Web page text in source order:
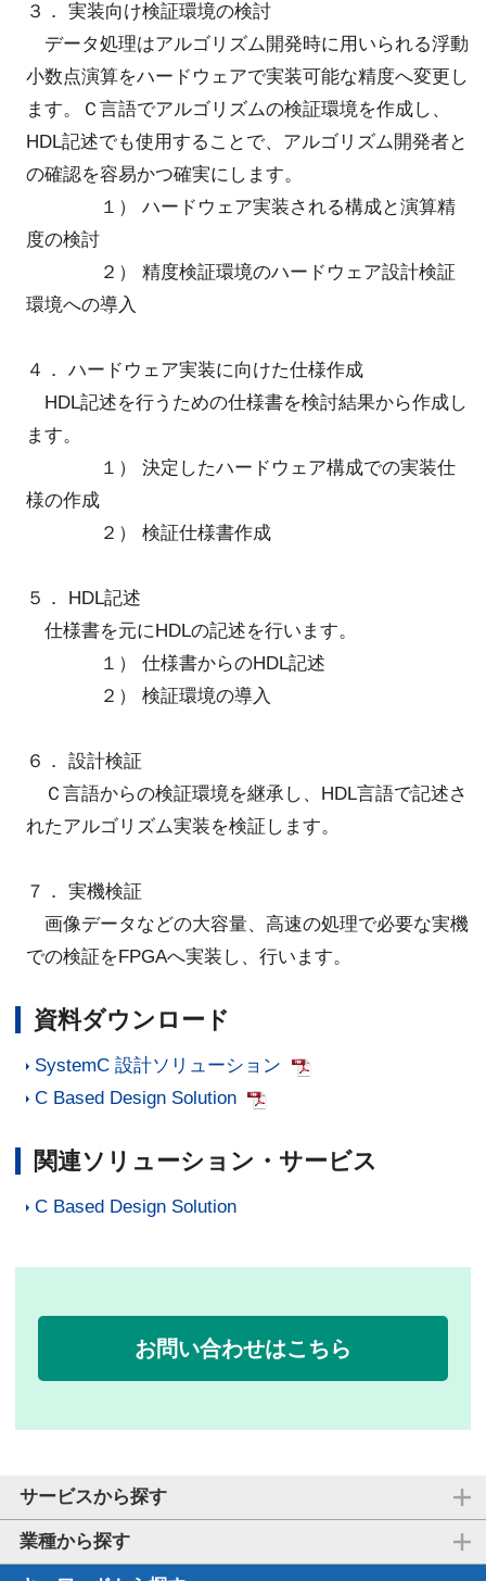
３． 実装向け検証環境の検討
データ処理はアルゴリズム開発時に用いられる浮動
小数点演算をハードウェアで実装可能な精度へ変更し
ます。Ｃ言語でアルゴリズムの検証環境を作成し、
HDL記述でも使用することで、アルゴリズム開発者と
の確認を容易かつ確実にします。
１） ハードウェア実装される構成と演算精
度の検討
２） 精度検証環境のハードウェア設計検証
環境への導入
４． ハードウェア実装に向けた仕様作成
HDL記述を行うための仕様書を検討結果から作成し
ます。
１） 決定したハードウェア構成での実装仕
様の作成
２） 検証仕様書作成
５． HDL記述
仕様書を元にHDLの記述を行います。
１） 仕様書からのHDL記述
２） 検証環境の導入
６． 設計検証
Ｃ言語からの検証環境を継承し、HDL言語で記述さ
れたアルゴリズム実装を検証します。
７． 実機検証
画像データなどの大容量、高速の処理で必要な実機
での検証をFPGAへ実装し、行います。
資料ダウンロード
SystemC 設計ソリューション
C Based Design Solution
関連ソリューション・サービス
C Based Design Solution
お問い合わせはこちら
サービスから探す
業種から探す